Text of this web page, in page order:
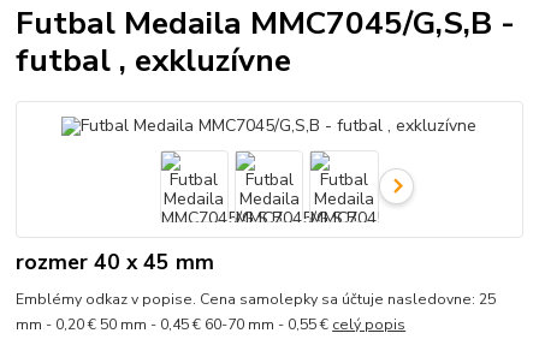
Futbal Medaila MMC7045/G,S,B -
futbal , exkluzívne
rozmer 40 x 45 mm
Emblémy odkaz v popise. Cena samolepky sa účtuje nasledovne: 25
mm - 0,20 € 50 mm - 0,45 € 60-70 mm - 0,55 € celý popis